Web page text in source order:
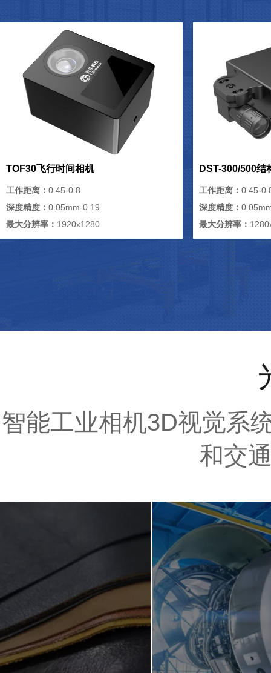
TOF30飞行时间相机
工作距离： 0.45-0.8
深度精度： 0.05mm-0.19
最大分辨率： 1920x1280
DST-300/500结
工作距离：0.45-
深度精度：
最大分辨率：
智能工业相机3D视觉系
和交